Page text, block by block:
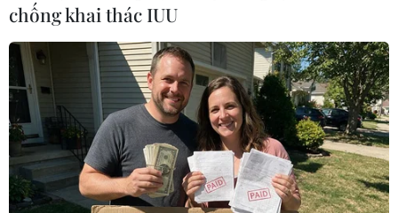
(TTXVN/Vietnam+)
chống khai thác IUU